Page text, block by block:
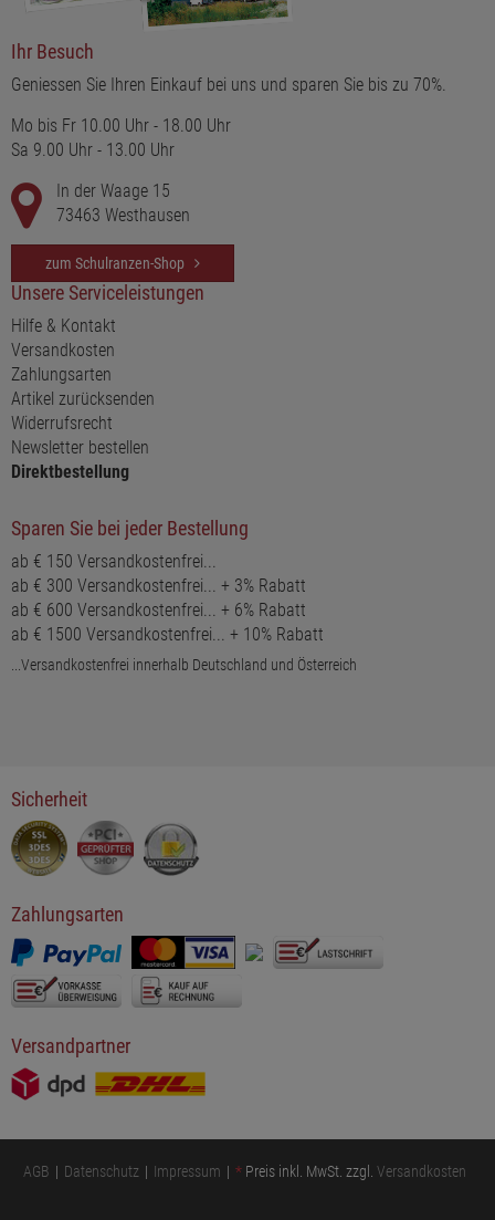
Ihr Besuch
Geniessen Sie Ihren Einkauf bei uns und sparen Sie bis zu 70%.
Mo bis Fr 10.00 Uhr - 18.00 Uhr
Sa 9.00 Uhr - 13.00 Uhr
In der Waage 15
73463 Westhausen
zum Schulranzen-Shop
Unsere Serviceleistungen
Hilfe & Kontakt
Versandkosten
Zahlungsarten
Artikel zurücksenden
Widerrufsrecht
Newsletter bestellen
Direktbestellung
Sparen Sie bei jeder Bestellung
ab € 150 Versandkostenfrei...
ab € 300 Versandkostenfrei... + 3% Rabatt
ab € 600 Versandkostenfrei... + 6% Rabatt
ab € 1500 Versandkostenfrei... + 10% Rabatt
...Versandkostenfrei innerhalb Deutschland und Österreich
Sicherheit
Zahlungsarten
Versandpartner
AGB Datenschutz Impressum * Preis inkl. MwSt. zzgl. Versandkosten